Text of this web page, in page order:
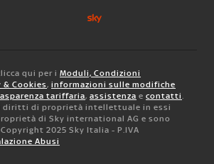
qui per i Moduli, Condizioni
& Cookies, informazioni sulle modifiche
tariffaria, assistenza e contatti.
diritti di proprietà intellettuale in essi
di Sky international AG e sono
2025 Sky Italia - P.IVA
Abusi